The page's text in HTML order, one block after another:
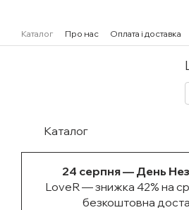
Каталог Про нас Оплата і доставка
Каталог
24 серпня — День
LoveR — знижка 42% на
безкоштовна